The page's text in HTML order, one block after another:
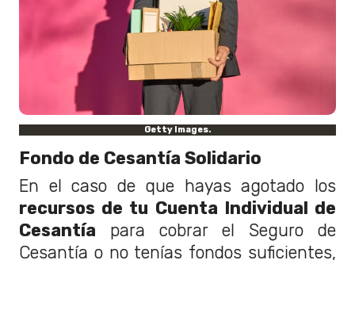
Getty Images.
Fondo de Cesantía Solidario
En el caso de que hayas agotado los
recursos de tu Cuenta Individual de
Cesantía para cobrar el Seguro de
Cesantía o no tenías fondos suficientes,